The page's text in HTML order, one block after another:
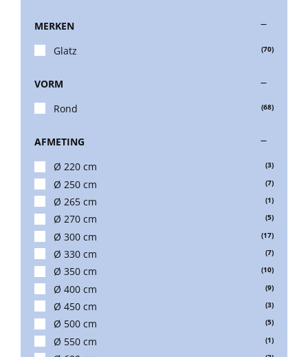
Verlichting
Glatz parasoldoeken
Glatz stofstalen collectie Sampleboeken
Umbrosa en Paraflex parasoldoeken
Onze merken
MERKEN
Glatz
(70)
VORM
Rond
(68)
AFMETING
Ø 220 cm
(3)
Ø 250 cm (7)
Ø 265 cm (1)
Ø 270 cm (5)
Ø 300 cm (17)
Ø 330 cm (7)
Ø 350 cm (10)
Ø 400 cm (9)
Ø 450 cm (3)
Ø 500 cm (5)
Ø 550 cm (1)